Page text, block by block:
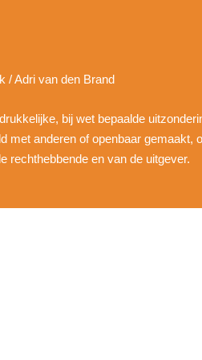
/ Adri van den Brand
bij wet bepaalde
met anderen of openbaar gemaakt,
rechthebbende en van de uitgever.